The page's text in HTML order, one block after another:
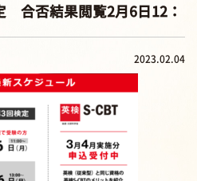
合否結果閲覧2月6日12：
2023.02.04